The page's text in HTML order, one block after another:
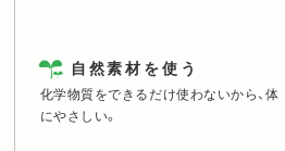
自然素材を使う
化学物質をできるだけ使わないから、体
にやさしい。